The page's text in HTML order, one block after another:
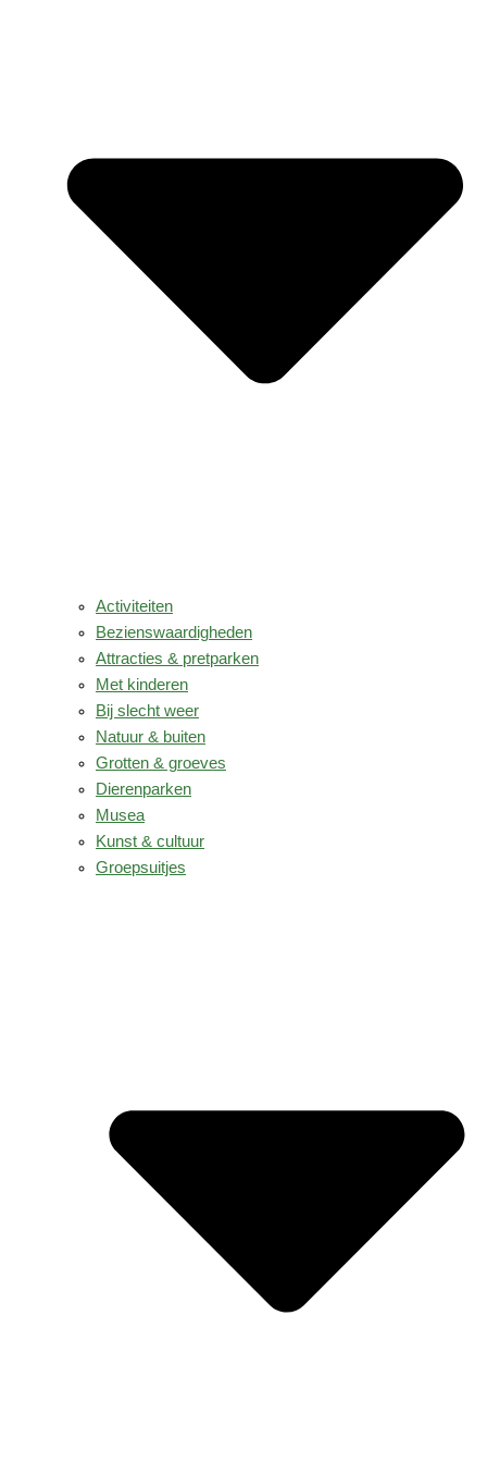
Activiteiten
Bezienswaardigheden
Attracties & pretparken
Met kinderen
Bij slecht weer
Natuur & buiten
Grotten & groeves
Dierenparken
Musea
Kunst & cultuur
Groepsuitjes